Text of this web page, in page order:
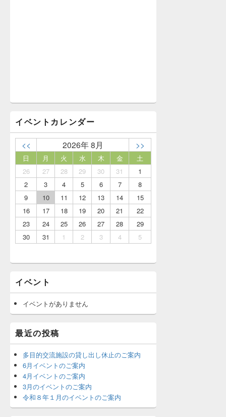
イベントカレンダー
<< 2026年 8月 >>
日 月 火 水 木 金
土
26
27 28 29 30 31
1
2
3 4 5 6 7
8
9
10 11 12 13 14
15
16
17 18 19 20 21
22
23
24 25 26 27 28
29
30
31 1 2 3 4 5
イベント
イベントがありません
最近の投稿
多目的交流施設の貸し出し休止のご案内
6月イベントのご案内
4月イベントのご案内
3月のイベントのご案内
令和８年１月のイベントのご案内